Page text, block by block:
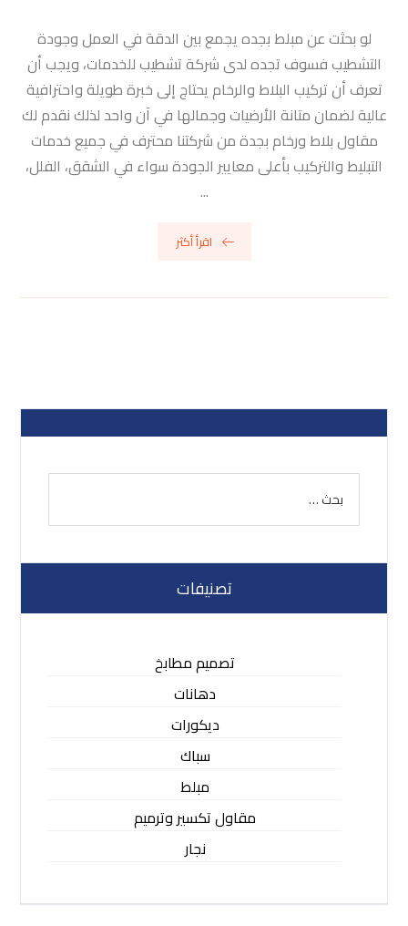
لو بحثت عن مبلط بجده يجمع بين الدقة في العمل وجودة
التشطيب فسوف تجده لدى شركة تشطيب للخدمات، ويجب أن
تعرف أن تركيب البلاط والرخام يحتاج إلى خبرة طويلة واحترافية
عالية لضمان متانة الأرضيات وجمالها في آن واحد لذلك نقدم لك
مقاول بلاط ورخام بجدة من شركتنا محترف في جميع خدمات
التبليط والتركيب بأعلى معايير الجودة سواء في الشقق، الفلل،
...
اقرأ أكثر
تصنيفات
تصميم مطابخ
دهانات
ديكورات
سباك
مبلط
مقاول تكسير وترميم
نجار